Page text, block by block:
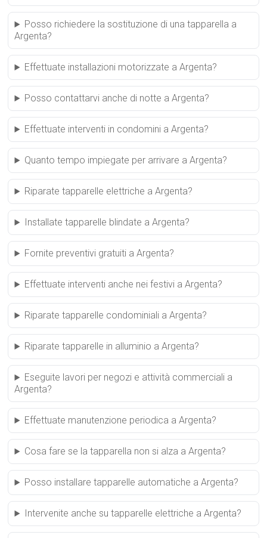
Posso richiedere la sostituzione di una tapparella a
Argenta?
Effettuate installazioni motorizzate a Argenta?
Posso contattarvi anche di notte a Argenta?
Effettuate interventi in condomini a Argenta?
Quanto tempo impiegate per arrivare a Argenta?
Riparate tapparelle elettriche a Argenta?
Installate tapparelle blindate a Argenta?
Fornite preventivi gratuiti a Argenta?
Effettuate interventi anche nei festivi a Argenta?
Riparate tapparelle condominiali a Argenta?
Riparate tapparelle in alluminio a Argenta?
Eseguite lavori per negozi e attività commerciali a
Argenta?
Effettuate manutenzione periodica a Argenta?
Cosa fare se la tapparella non si alza a Argenta?
Posso installare tapparelle automatiche a Argenta?
Intervenite anche su tapparelle elettriche a Argenta?